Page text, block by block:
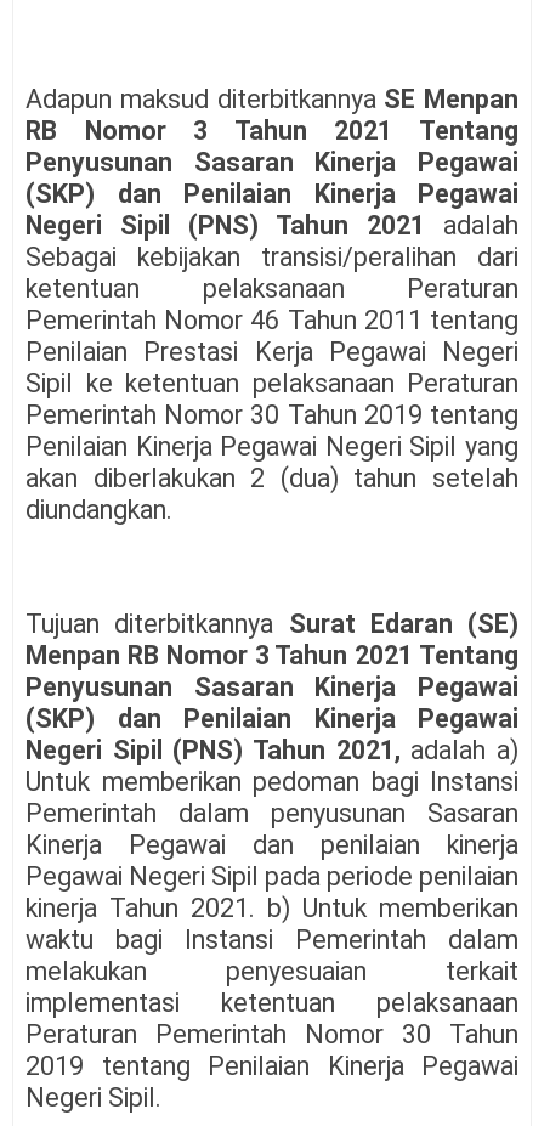
Adapun maksud diterbitkannya SE Menpan
RB Nomor 3 Tahun 2021 Tentang
Penyusunan Sasaran Kinerja Pegawai
(SKP) dan Penilaian Kinerja Pegawai
Negeri Sipil (PNS) Tahun 2021 adalah
Sebagai kebijakan transisi/peralihan dari
ketentuan pelaksanaan Peraturan
Pemerintah Nomor 46 Tahun 2011 tentang
Penilaian Prestasi Kerja Pegawai Negeri
Sipil ke ketentuan pelaksanaan Peraturan
Pemerintah Nomor 30 Tahun 2019 tentang
Penilaian Kinerja Pegawai Negeri Sipil yang
akan diberlakukan 2 (dua) tahun setelah
diundangkan.
Tujuan diterbitkannya Surat Edaran (SE)
Menpan RB Nomor 3 Tahun 2021 Tentang
Penyusunan Sasaran Kinerja Pegawai
(SKP) dan Penilaian Kinerja Pegawai
Negeri Sipil (PNS) Tahun 2021, adalah a)
Untuk memberikan pedoman bagi Instansi
Pemerintah dalam penyusunan Sasaran
Kinerja Pegawai dan penilaian kinerja
Pegawai Negeri Sipil pada periode penilaian
kinerja Tahun 2021. b) Untuk memberikan
waktu bagi Instansi Pemerintah dalam
melakukan penyesuaian terkait
implementasi ketentuan pelaksanaan
Peraturan Pemerintah Nomor 30 Tahun
2019 tentang Penilaian Kinerja Pegawai
Negeri Sipil.